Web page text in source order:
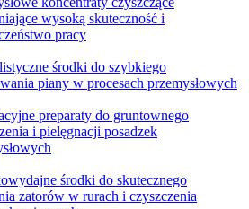
wysoką skuteczność i
pracy
środki do szybkiego
piany w procesach przemysłowych
preparaty do gruntownego
i pielęgnacji posadzek
środki do skutecznego
zatorów w rurach i czyszczenia